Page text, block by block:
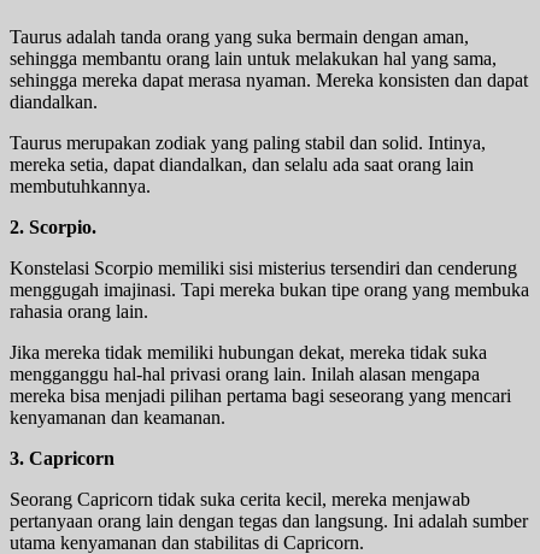
Taurus adalah tanda orang yang suka bermain dengan aman,
sehingga membantu orang lain untuk melakukan hal yang sama,
sehingga mereka dapat merasa nyaman. Mereka konsisten dan dapat
diandalkan.
Taurus merupakan zodiak yang paling stabil dan solid. Intinya,
mereka setia, dapat diandalkan, dan selalu ada saat orang lain
membutuhkannya.
2. Scorpio.
Konstelasi Scorpio memiliki sisi misterius tersendiri dan cenderung
menggugah imajinasi. Tapi mereka bukan tipe orang yang membuka
rahasia orang lain.
Jika mereka tidak memiliki hubungan dekat, mereka tidak suka
mengganggu hal-hal privasi orang lain. Inilah alasan mengapa
mereka bisa menjadi pilihan pertama bagi seseorang yang mencari
kenyamanan dan keamanan.
3. Capricorn
Seorang Capricorn tidak suka cerita kecil, mereka menjawab
pertanyaan orang lain dengan tegas dan langsung. Ini adalah sumber
utama kenyamanan dan stabilitas di Capricorn.